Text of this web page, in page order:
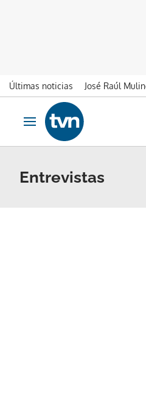
Últimas noticias José Raúl
Ir al contenido
Obrir navegació
Entrevistas